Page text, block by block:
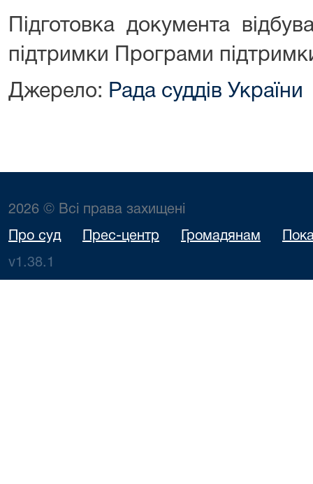
Підготовка документа
підтримки Програми
Джерело: Рада суддів України
2026 © Всі права захищені
Про суд Прес-центр Громадянам
v1.38.1